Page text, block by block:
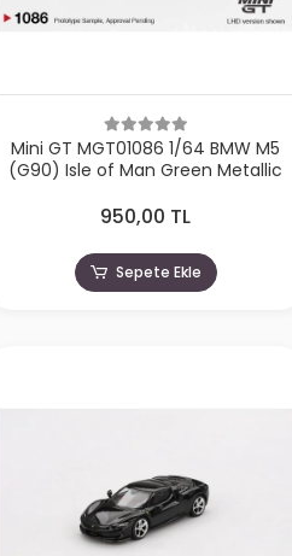
Mini GT MGT01086 1/64 BMW M5
(G90) Isle of Man Green Metallic
950,00 TL
Sepete Ekle